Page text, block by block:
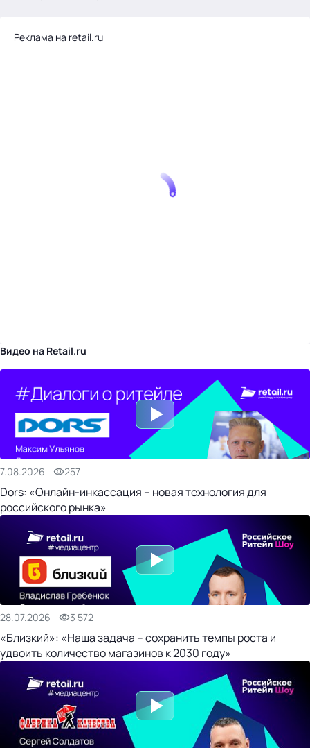
Реклама на retail.ru
Видео на Retail.ru
7.08.2026 257
Dors: «Онлайн-инкассация – новая технология для
российского рынка»
28.07.2026 3 572
«Близкий»: «Наша задача – сохранить темпы роста и
удвоить количество магазинов к 2030 году»